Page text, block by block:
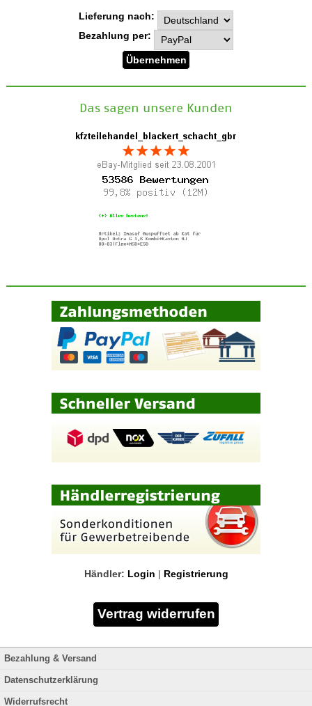
Lieferung nach:
Bezahlung per:
Das sagen unsere Kunden
Händler: Login | Registrierung
Bezahlung & Versand
Datenschutzerklärung
Widerrufsrecht